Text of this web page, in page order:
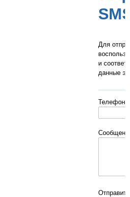
Для
и
данные
Телефон